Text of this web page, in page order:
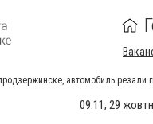
автомобиль резали
09:11, 29